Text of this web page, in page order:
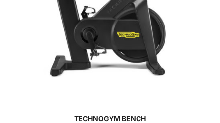
TECHNOGYM BENCH